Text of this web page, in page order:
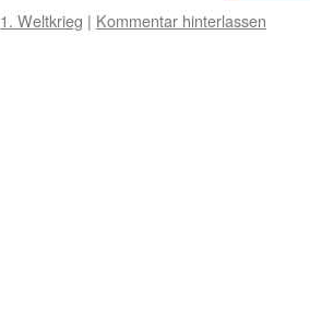
1. Weltkrieg | Kommentar hinterlassen